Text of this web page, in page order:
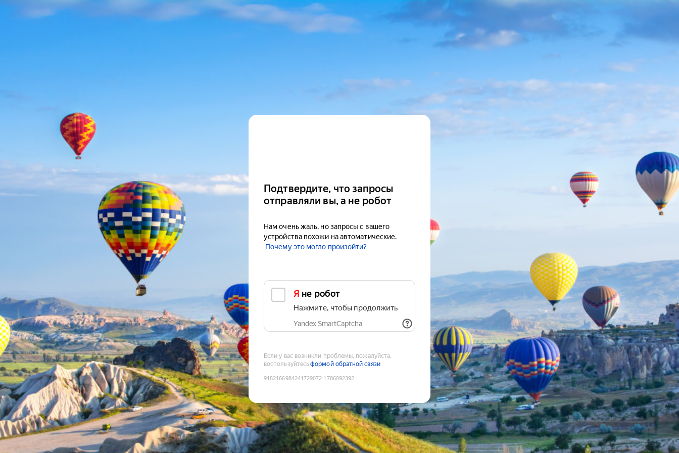
Подтвердите, что запросы
отправляли вы, а не робот
Нам очень жаль, но запросы с вашего
устройства похожи на автоматические.
Почему это могло произойти?
Я не робот
Нажмите, чтобы продолжить
Yandex SmartCaptcha
Если у вас возникли проблемы, пожалуйста,
воспользуйтесьформой обратной связи
9182166984241729072:1786092392